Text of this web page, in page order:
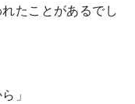
たことがあるでし
」